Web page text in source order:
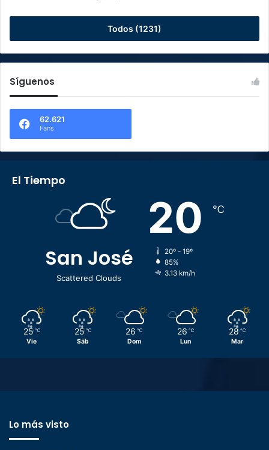
Todos (1231)
Síguenos
62.621
Fans
El Tiempo
San José
Scattered Clouds
20 ℃
20º - 19º
85%
3.13 km/h
25 ℃
Vie
25 ℃
Sáb
26 ℃
Dom
26 ℃
Lun
28 ℃
Mar
Lo más visto